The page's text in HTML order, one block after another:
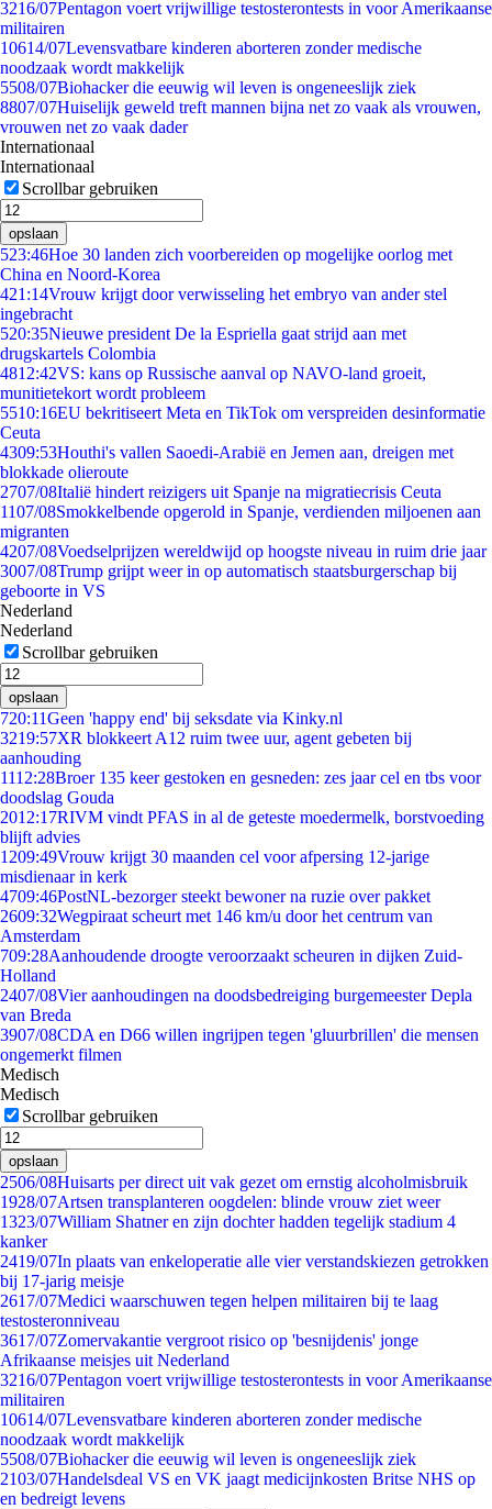
3216/07Pentagon voert vrijwillige testosterontests in voor Amerikaanse
militairen
10614/07Levensvatbare kinderen aborteren zonder medische
noodzaak wordt makkelijk
5508/07Biohacker die eeuwig wil leven is ongeneeslijk ziek
8807/07Huiselijk geweld treft mannen bijna net zo vaak als vrouwen,
vrouwen net zo vaak dader
Internationaal
Internationaal
Scrollbar gebruiken
opslaan
523:46Hoe 30 landen zich voorbereiden op mogelijke oorlog met
China en Noord-Korea
421:14Vrouw krijgt door verwisseling het embryo van ander stel
ingebracht
520:35Nieuwe president De la Espriella gaat strijd aan met
drugskartels Colombia
4812:42VS: kans op Russische aanval op NAVO-land groeit,
munitietekort wordt probleem
5510:16EU bekritiseert Meta en TikTok om verspreiden desinformatie
Ceuta
4309:53Houthi's vallen Saoedi-Arabië en Jemen aan, dreigen met
blokkade olieroute
2707/08Italië hindert reizigers uit Spanje na migratiecrisis Ceuta
1107/08Smokkelbende opgerold in Spanje, verdienden miljoenen aan
migranten
4207/08Voedselprijzen wereldwijd op hoogste niveau in ruim drie jaar
3007/08Trump grijpt weer in op automatisch staatsburgerschap bij
geboorte in VS
Nederland
Nederland
Scrollbar gebruiken
opslaan
720:11Geen 'happy end' bij seksdate via Kinky.nl
3219:57XR blokkeert A12 ruim twee uur, agent gebeten bij
aanhouding
1112:28Broer 135 keer gestoken en gesneden: zes jaar cel en tbs voor
doodslag Gouda
2012:17RIVM vindt PFAS in al de geteste moedermelk, borstvoeding
blijft advies
1209:49Vrouw krijgt 30 maanden cel voor afpersing 12-jarige
misdienaar in kerk
4709:46PostNL-bezorger steekt bewoner na ruzie over pakket
2609:32Wegpiraat scheurt met 146 km/u door het centrum van
Amsterdam
709:28Aanhoudende droogte veroorzaakt scheuren in dijken Zuid-
Holland
2407/08Vier aanhoudingen na doodsbedreiging burgemeester Depla
van Breda
3907/08CDA en D66 willen ingrijpen tegen 'gluurbrillen' die mensen
ongemerkt filmen
Medisch
Medisch
Scrollbar gebruiken
opslaan
2506/08Huisarts per direct uit vak gezet om ernstig alcoholmisbruik
1928/07Artsen transplanteren oogdelen: blinde vrouw ziet weer
1323/07William Shatner en zijn dochter hadden tegelijk stadium 4
kanker
2419/07In plaats van enkeloperatie alle vier verstandskiezen getrokken
bij 17-jarig meisje
2617/07Medici waarschuwen tegen helpen militairen bij te laag
testosteronniveau
3617/07Zomervakantie vergroot risico op 'besnijdenis' jonge
Afrikaanse meisjes uit Nederland
3216/07Pentagon voert vrijwillige testosterontests in voor Amerikaanse
militairen
10614/07Levensvatbare kinderen aborteren zonder medische
noodzaak wordt makkelijk
5508/07Biohacker die eeuwig wil leven is ongeneeslijk ziek
2103/07Handelsdeal VS en VK jaagt medicijnkosten Britse NHS op
en bedreigt levens